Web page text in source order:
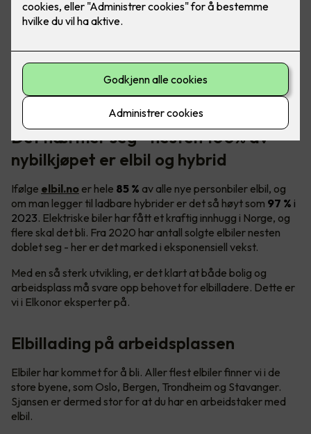
I Norge er det et stort, og voksende behov for tilgjengelige
elbilladere - både i borettslaget og på arbeidsplassen.
Foto: Marthe Thu (for Zaptec)
Det nærmer seg - nesten 100% av
nybilkjøpet er elbil og hybrid
Ifølge elbil.no er hele 85 % av alle nye personbiler elbil, og
om man legger til ladbare hybrider er det så høyt som 97 % i
2023. Elektriske biler har fått et kraftig innhugg i Norge, og
flere skal det bli. Fra 2020 har antall solgte elbiler nesten
doblet seg - her er det marked i eksponensiell vekst.
Med en så sterk utvikling, er det klart at både bolig og
arbeidsplass må svare opp behovet for elbilladere. Dette er
vi i Elkonor eksperter på.
Elbillading på arbeidsplassen
Elbiler har kommet for å bli. Aller flest elbiler finner vi i de
store byene, som Oslo, Bergen, Trondheim og Stavanger.
Sjansen er dermed stor for at du har en arbeidstaker med
elbil.